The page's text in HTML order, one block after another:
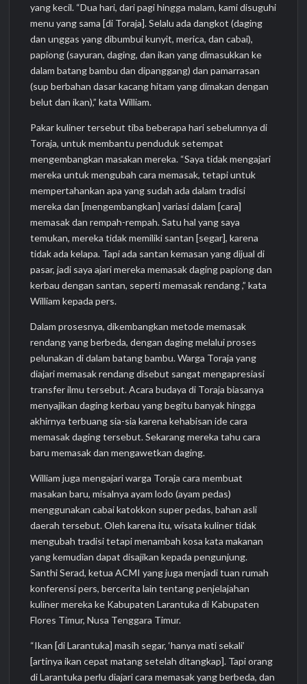
yang kecil. “Dua hari, dari pagi hingga malam, kami disuguhi
menu yang sama [di Toraja]. Selalu ada dangkot (daging
dan unggas yang dibumbui kunyit, merica, dan cabai),
papiong (sayuran, daging, dan ikan yang dimasukkan ke
dalam batang bambu dan dipanggang) dan pamarrasan
(sup berbahan dasar kacang hitam yang dimakan dengan
belut dan ikan),” kata William.
Pakar kuliner tersebut tiba beberapa hari sebelumnya di
Toraja, untuk membantu penduduk setempat
mengembangkan masakan mereka. “Saya tidak mengajari
mereka untuk mengubah cara memasak, tetapi untuk
mempertahankan apa yang sudah ada dalam tradisi
mereka dan [mengembangkan] variasi dalam [cara]
memasak dan rempah-rempah. Satu hal yang saya
temukan, mereka tidak memiliki santan [segar], karena
tidak ada kelapa. Tapi ada santan kemasan yang dijual di
pasar, jadi saya ajari mereka memasak daging papiong dan
kerbau dengan santan, seperti memasak rendang ,” kata
William kepada pers.
Dalam prosesnya, dikembangkan metode memasak
rendang yang berbeda, dengan daging melalui proses
pelunakan di dalam batang bambu. Warga Toraja yang
diajari memasak rendang disebut sangat mengapresiasi
transfer ilmu tersebut. Acara budaya di Toraja biasanya
menyajikan daging kerbau yang begitu banyak hingga
akhirnya terbuang sia-sia karena kehabisan ide cara
memasak daging tersebut. Sekarang mereka tahu cara
baru memasak dan mengawetkan daging.
William juga mengajari warga Toraja cara membuat
masakan baru, misalnya ayam lodo (ayam pedas)
menggunakan cabai katokkon super pedas, bahan asli
daerah tersebut. Oleh karena itu, wisata kuliner tidak
mengubah tradisi tetapi menambah kosa kata makanan
yang kemudian dapat disajikan kepada pengunjung.
Santhi Serad, ketua ACMI yang juga menjadi tuan rumah
konferensi pers, bercerita lain tentang penjelajahan
kuliner mereka ke Kabupaten Larantuka di Kabupaten
Flores Timur, Nusa Tenggara Timur.
“Ikan [di Larantuka] masih segar, ‘hanya mati sekali’
[artinya ikan cepat matang setelah ditangkap]. Tapi orang
di Larantuka perlu diajari cara memasak yang berbeda, dan